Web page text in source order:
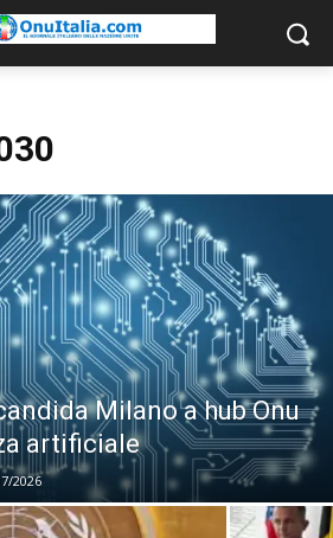
Milano a hub Onu
artificiale
2026